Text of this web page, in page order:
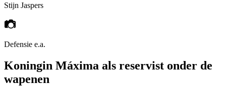
Stijn Jaspers
Defensie e.a.
Koningin Máxima als reservist onder de
wapenen